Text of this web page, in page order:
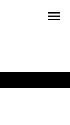
menu